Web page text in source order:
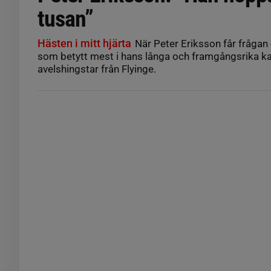
tusan”
Hästen i mitt hjärta När Peter Eriksson får
som betytt mest i hans långa och framgångsrika
avelshingstar från Flyinge.